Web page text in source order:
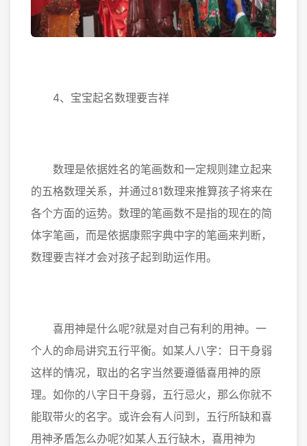
4、宝宝起名数理要吉祥
数理是依据姓名的笔画数和一定规则建立起来
的五格数理关系，并通过81数理来推算孩子将来在
各个方面的运势。数理的笔画数不是指的现在的简
体字笔画，而是依据康熙字典中字的笔画来判断，
数理要吉祥才会对孩子起到助运作用。
喜用神是什么呢?就是对自己有利的用神。一
个人的命局讲究五行平衡。如某人八字：日干身弱
这样的情况，取出的名字当然要遵循喜用神的原
理。如你的八字日干身弱，五行忌火，那么你就不
能取带火的名字。或许会有人问到，五行所缺和喜
用神矛盾怎么办呢?如某人五行缺木，喜用神为